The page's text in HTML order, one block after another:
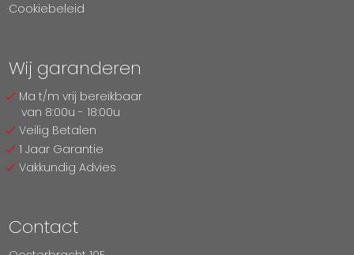
Cookiebeleid
Wij garanderen
Ma t/m vrij bereikbaar
van 8:00u - 18:00u
Veilig Betalen
1 Jaar Garantie
Vakkundig Advies
Contact